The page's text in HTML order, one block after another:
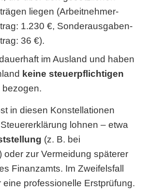
liegen (Arbeitnehmer-
1.230 €, Sonderausgaben-
36 €).
im Ausland und haben
keine steuerpflichtigen
bezogen.
in diesen Konstellationen
lohnen – etwa
(z. B. bei
oder zur Vermeidung späterer
Finanzamts. Im Zweifelsfall
eine professionelle Erstprüfung.